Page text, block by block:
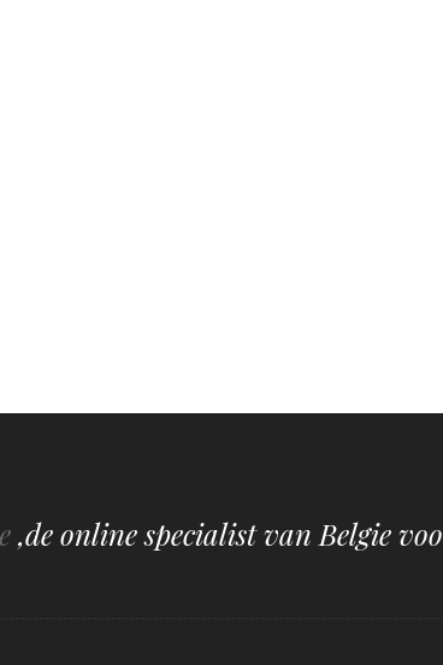
,de online specialist van Belgie